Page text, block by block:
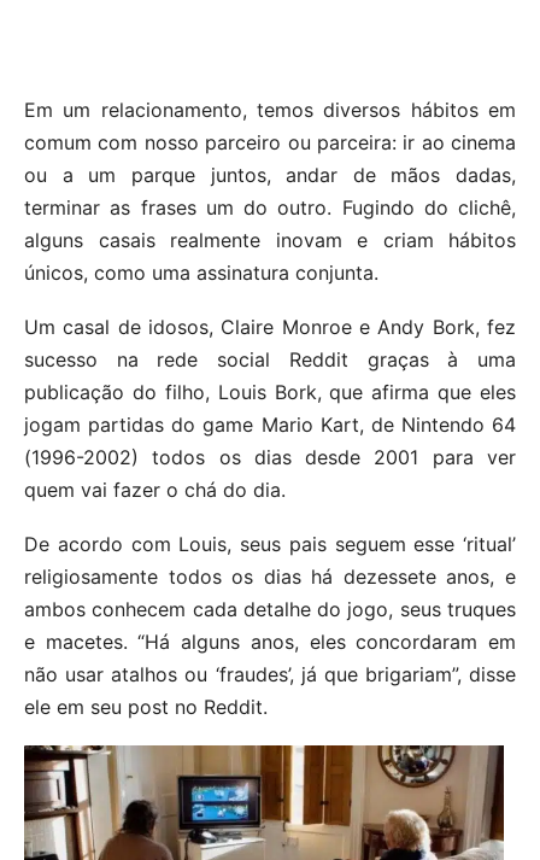
Em um relacionamento, temos diversos hábitos em
comum com nosso parceiro ou parceira: ir ao cinema
ou a um parque juntos, andar de mãos dadas,
terminar as frases um do outro. Fugindo do clichê,
alguns casais realmente inovam e criam hábitos
únicos, como uma assinatura conjunta.
Um casal de idosos, Claire Monroe e Andy Bork, fez
sucesso na rede social Reddit graças à uma
publicação do filho, Louis Bork, que afirma que eles
jogam partidas do game Mario Kart, de Nintendo 64
(1996-2002) todos os dias desde 2001 para ver
quem vai fazer o chá do dia.
De acordo com Louis, seus pais seguem esse ‘ritual’
religiosamente todos os dias há dezessete anos, e
ambos conhecem cada detalhe do jogo, seus truques
e macetes. “Há alguns anos, eles concordaram em
não usar atalhos ou ‘fraudes’, já que brigariam”, disse
ele em seu post no Reddit.